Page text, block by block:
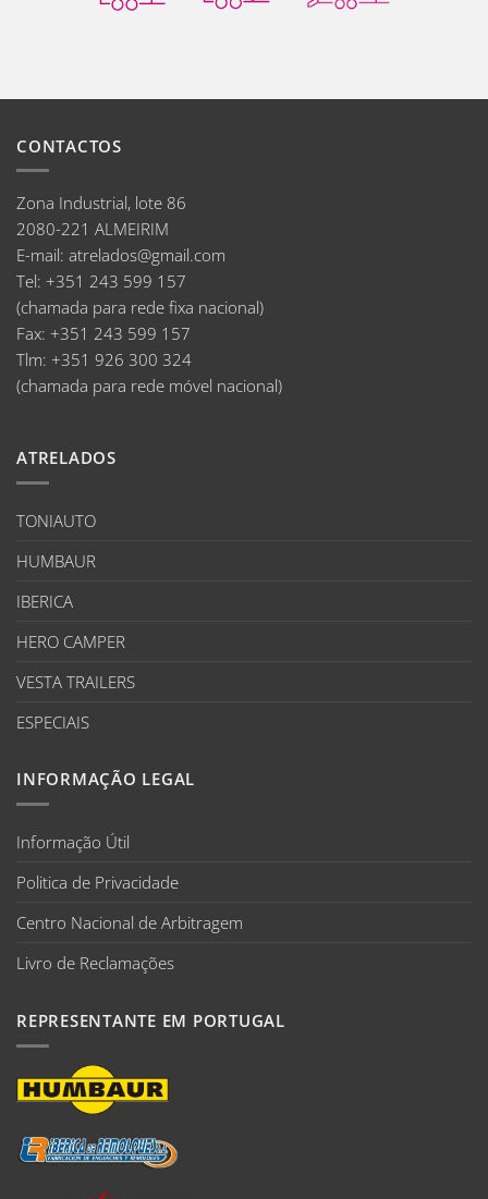
CONTACTOS
Zona Industrial, lote 86
2080-221 ALMEIRIM
E-mail: atrelados@gmail.com
Tel: +351 243 599 157
(chamada para rede fixa nacional)
Fax: +351 243 599 157
Tlm: +351 926 300 324
(chamada para rede móvel nacional)
ATRELADOS
TONIAUTO
HUMBAUR
IBERICA
HERO CAMPER
VESTA TRAILERS
ESPECIAIS
INFORMAÇÃO LEGAL
Informação Útil
Politica de Privacidade
Centro Nacional de Arbitragem
Livro de Reclamações
REPRESENTANTE EM PORTUGAL